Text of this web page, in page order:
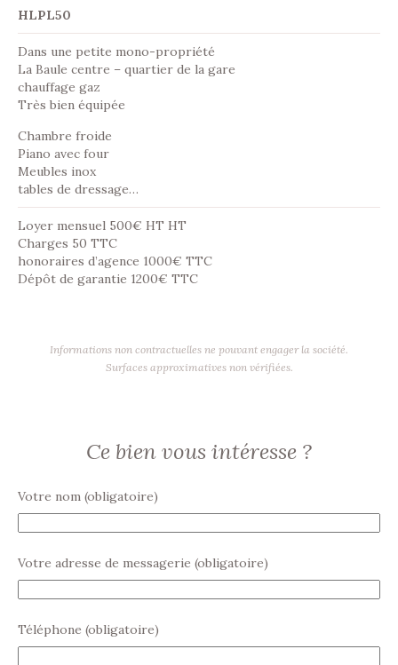
HLPL50
Dans une petite mono-propriété
La Baule centre – quartier de la gare
chauffage gaz
Très bien équipée
Chambre froide
Piano avec four
Meubles inox
tables de dressage…
Loyer mensuel 500€ HT HT
Charges 50 TTC
honoraires d’agence 1000€ TTC
Dépôt de garantie 1200€ TTC
Informations non contractuelles ne pouvant engager la société.
Surfaces approximatives non vérifiées.
Ce bien vous intéresse ?
Votre nom (obligatoire)
Votre adresse de messagerie (obligatoire)
Téléphone (obligatoire)